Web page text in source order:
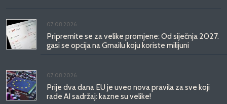
07.08.2026.
Pripremite se za velike promjene: Od siječnja 2027.
gasi se opcija na Gmailu koju koriste milijuni
07.08.2026.
Prije dva dana EU je uveo nova pravila za sve koji
rade AI sadržaj: kazne su velike!